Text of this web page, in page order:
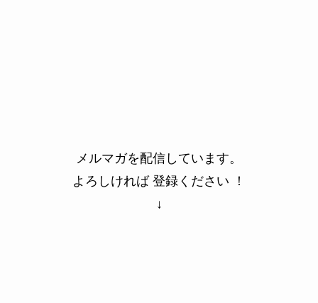
メルマガを配信しています。
よろしければ 登録ください ！
↓